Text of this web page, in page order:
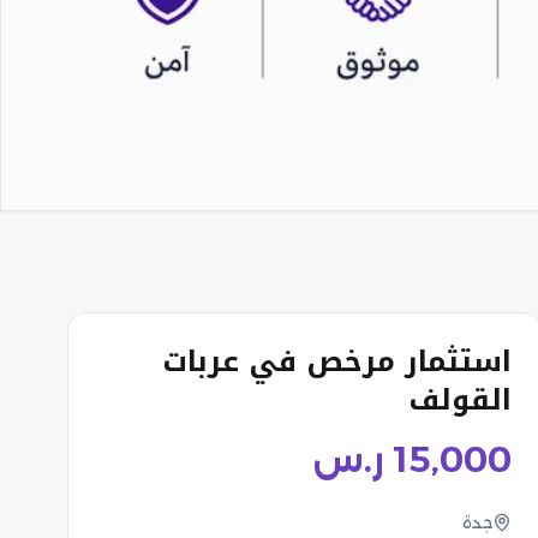
استثمار مرخص في عربات
القولف
15,000 ر.س
جدة